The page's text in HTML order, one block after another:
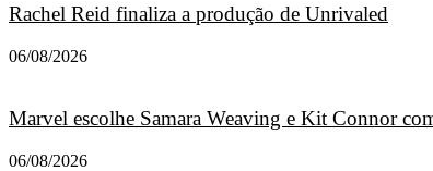
Rachel Reid finaliza a produção de Unrivaled
06/08/2026
Marvel escolhe Samara Weaving e Kit Connor
06/08/2026